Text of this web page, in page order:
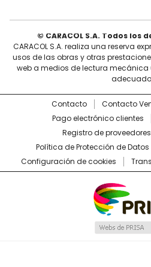
© CARACOL S.A. Todos los
CARACOL S.A. realiza una reserva
usos de las obras y otras
web a medios de lectura mecánica
Contacto Contacto
Pago electrónico clientes
Registro de proveedores
Política de Protección de Datos
Configuración de cookies